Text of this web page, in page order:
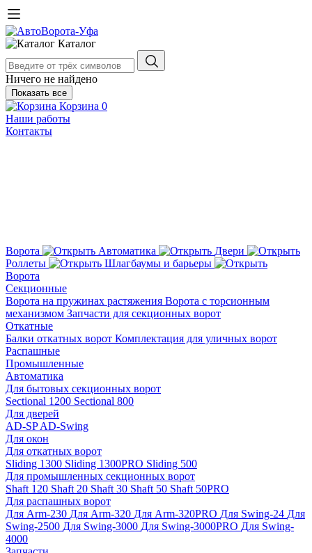
Каталог
Ничего не найдено
Показать все
Корзина 0
Наши работы
Контакты
Ворота Автоматика
Двери
Роллеты
Шлагбаумы и барьеры
Ворота
Секционные
Ворота на пружинах растяжения Ворота с торсионным
механизмом Запчасти для секционных ворот
Откатные
Балки откатных ворот Комплектация для уличных ворот
Распашные
Промышленные
Автоматика
Для бытовых секционных ворот
Sectional 1200 Sectional 800
Для дверей
AD-SPAD-Swing
Для окон
Для откатных ворот
Sliding 1300 Sliding 1300PRO Sliding 500
Для промышленных секционных ворот
Shaft 120 Shaft 20 Shaft 30 Shaft 50 Shaft 50PRO
Для распашных ворот
Для Arm-230 Для Arm-320 Для Arm-320PRO Для Swing-24 Для
Swing-2500 Для Swing-3000 Для Swing-3000PRO Для Swing-
4000